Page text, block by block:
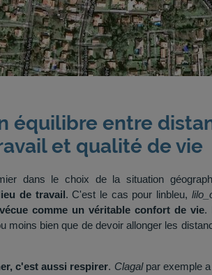
équilibre entre
et qualité de vie
dans le choix de la situation
de travail. C'est le cas pour linbleu,
comme un véritable confort de vie.
moins bien que de devoir allonger les
c'est aussi respirer. Clagalpar exemple